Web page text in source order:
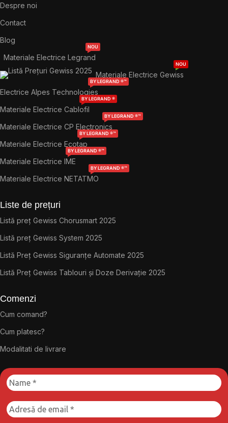
Despre noi
Contact
Blog
Materiale Electrice Legrand
NOU
Materiale Electrice Gewiss
NOU
Electrice Alpes Technologies
BY LEGRAND ®™
Materiale Electrice Cablofil
BY LEGRAND ®
Materiale Electrice CP Electronics
BY LEGRAND ®™
Materiale Electrice Ecotap
BY LEGRAND ®™
Materiale Electrice IME
BY LEGRAND ®™
Materiale Electrice NETATMO
BY LEGRAND ®™
Liste de prețuri
Listă preț Gewiss Chorusmart 2025
Listă preț Gewiss System 2025
Listă Preț Gewiss Siguranțe Automate 2025
Listă Preț Gewiss Tablouri și Doze Derivație 2025
Comenzi
Cum comand?
Cum platesc?
Modalitati de livrare